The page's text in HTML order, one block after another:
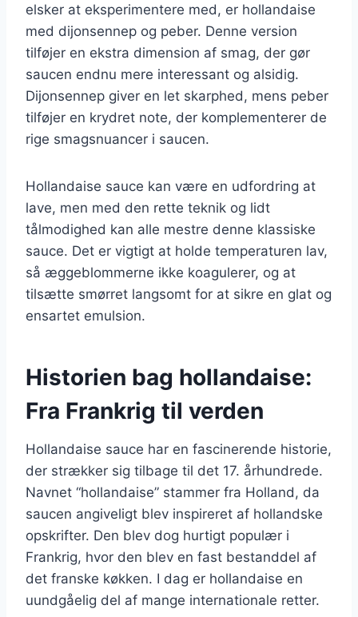
elsker at eksperimentere med, er hollandaise
med dijonsennep og peber. Denne version
tilføjer en ekstra dimension af smag, der gør
saucen endnu mere interessant og alsidig.
Dijonsennep giver en let skarphed, mens peber
tilføjer en krydret note, der komplementerer de
rige smagsnuancer i saucen.
Hollandaise sauce kan være en udfordring at
lave, men med den rette teknik og lidt
tålmodighed kan alle mestre denne klassiske
sauce. Det er vigtigt at holde temperaturen lav,
så æggeblommerne ikke koagulerer, og at
tilsætte smørret langsomt for at sikre en glat og
ensartet emulsion.
Historien bag hollandaise:
Fra Frankrig til verden
Hollandaise sauce har en fascinerende historie,
der strækker sig tilbage til det 17. århundrede.
Navnet “hollandaise” stammer fra Holland, da
saucen angiveligt blev inspireret af hollandske
opskrifter. Den blev dog hurtigt populær i
Frankrig, hvor den blev en fast bestanddel af
det franske køkken. I dag er hollandaise en
uundgåelig del af mange internationale retter.